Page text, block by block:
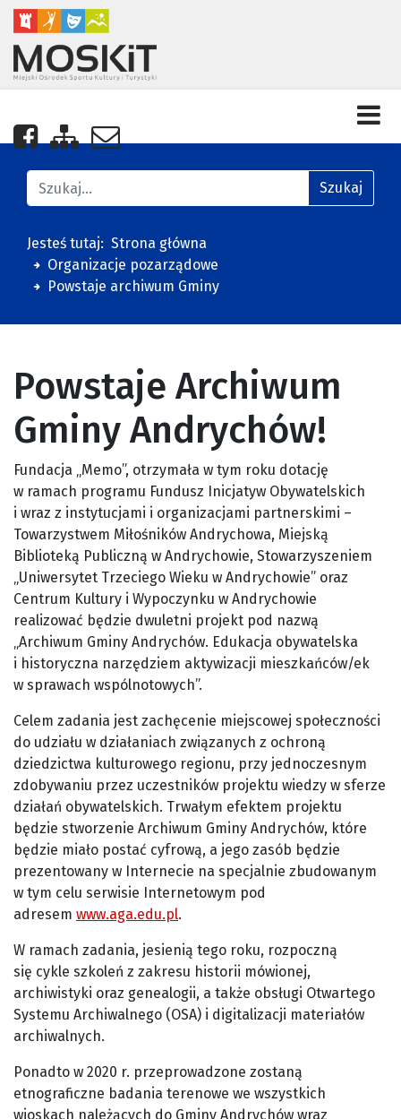
Nasza strona na Facebooku
Zobacz mapę strony
Napisz do nas
Jesteś tutaj: Strona główna
Organizacje pozarządowe
Powstaje archiwum Gminy
Znajdź na stronie Szukaj
Powstaje Archiwum
Gminy Andrychów!
Fundacja „Memo”, otrzymała w tym roku dotację
w ramach programu Fundusz Inicjatyw Obywatelskich
i wraz z instytucjami i organizacjami partnerskimi –
Towarzystwem Miłośników Andrychowa, Miejską
Biblioteką Publiczną w Andrychowie, Stowarzyszeniem
„Uniwersytet Trzeciego Wieku w Andrychowie” oraz
Centrum Kultury i Wypoczynku w Andrychowie
realizować będzie dwuletni projekt pod nazwą
„Archiwum Gminy Andrychów. Edukacja obywatelska
i historyczna narzędziem aktywizacji mieszkańców/ek
w sprawach wspólnotowych”.
Celem zadania jest zachęcenie miejscowej społeczności
do udziału w działaniach związanych z ochroną
dziedzictwa kulturowego regionu, przy jednoczesnym
zdobywaniu przez uczestników projektu wiedzy w sferze
działań obywatelskich. Trwałym efektem projektu
będzie stworzenie Archiwum Gminy Andrychów, które
będzie miało postać cyfrową, a jego zasób będzie
prezentowany w Internecie na specjalnie zbudowanym
w tym celu serwisie Internetowym pod
adresem www.aga.edu.pl.
W ramach zadania, jesienią tego roku, rozpoczną
się cykle szkoleń z zakresu historii mówionej,
archiwistyki oraz genealogii, a także obsługi Otwartego
Systemu Archiwalnego (OSA) i digitalizacji materiałów
archiwalnych.
Ponadto w 2020 r. przeprowadzone zostaną
etnograficzne badania terenowe we wszystkich
wioskach należących do Gminy Andrychów wraz